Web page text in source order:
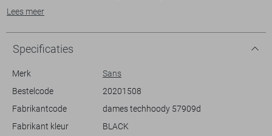
Op de voor en achterkant bevind zich het logo van Sans.
Lees meer
Specificaties
Merk
Sans
Bestelcode
20201508
Fabrikantcode
dames techhoody 57909d
Fabrikant kleur
BLACK